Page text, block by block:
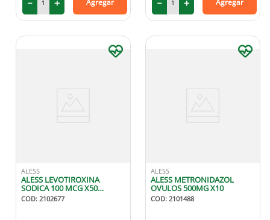
＋
－ Agregar ＋
－ Agregar
ALESS
ALESS LEVOTIROXINA
SODICA 100 MCG X50
TABLETAS
COD: 2102677
ALESS
ALESS METRONIDAZOL
OVULOS 500MG X10
COD: 2101488